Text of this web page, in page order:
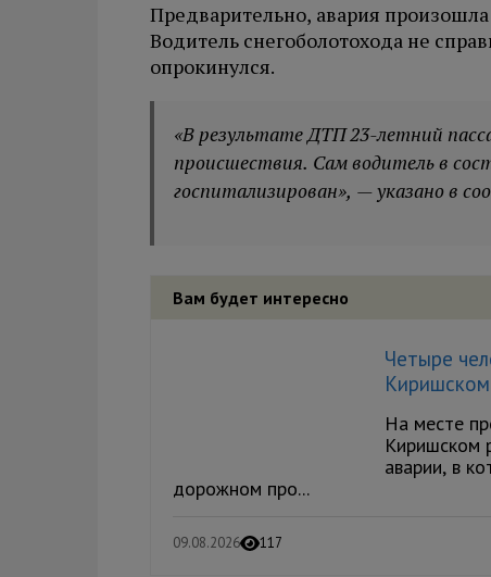
Предварительно, авария
Водитель снегоболотохода не
опрокинулся.
«В результате ДТП 23-летний
происшествия. Сам водитель в
госпитализирован», — указано в
Вам будет интересно
Четыре
На месте
Киришском
аварии, в
дорожном про...
09.08.2026 117